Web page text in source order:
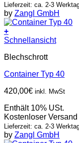
Lieferzeit: ca. 2-3
by Zangl GmbH
+
Schnellansicht
Blechschrott
Container Typ 40
420,00€ inkl. MwSt
Enthält 10% USt.
Kostenloser Versand
Lieferzeit: ca. 2-3
by Zangl GmbH